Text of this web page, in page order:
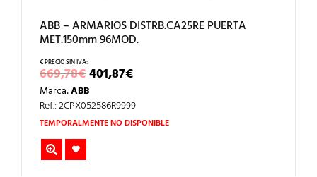
ABB – ARMARIOS DISTRB.CA25RE PUERTA
MET.150mm 96MOD.
669,78€EL
PRECIO
ORIGINAL
ERA:
669,78€.
401,87€EL
PRECIO
ES:
401,87€.
Marca:ABB
Ref.: 2CPX052586R9999
TEMPORALMENTE NO DISPONIBLE